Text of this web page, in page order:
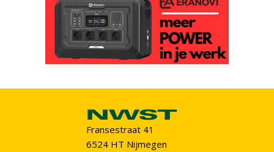
Fransestraat 41
6524 HT Nijmegen